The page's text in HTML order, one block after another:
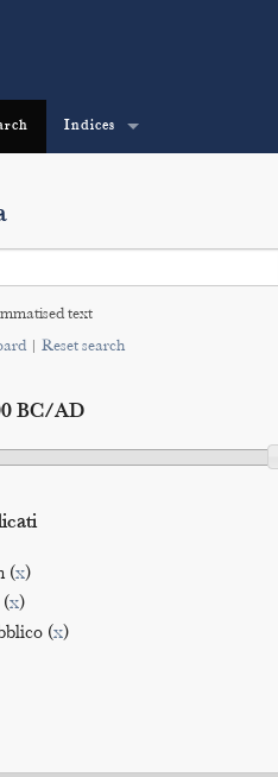
Indices
text
| Reset search
BC/AD
(x)
x)
(x)